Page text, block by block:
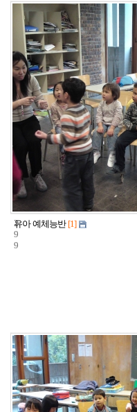
2
9
9
유아 예체능반 [1]